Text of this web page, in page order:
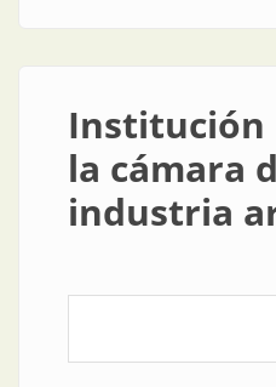
Institución
la cámara
industria